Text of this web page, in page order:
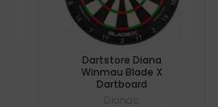
Dartstore Diana
Winmau Blade X
Dartboard
Dianas